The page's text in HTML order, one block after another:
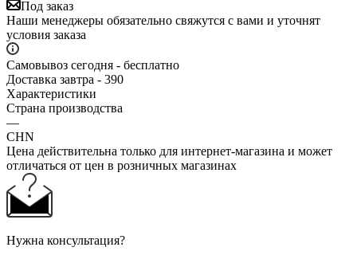
Под заказ
Наши менеджеры обязательно свяжутся с вами и уточнят
условия заказа
Самовывоз сегодня - бесплатно
Доставка завтра - 390
Характеристики
Страна производства
—
CHN
Цена действительна только для интернет-магазина и может
отличаться от цен в розничных магазинах
Нужна консультация?